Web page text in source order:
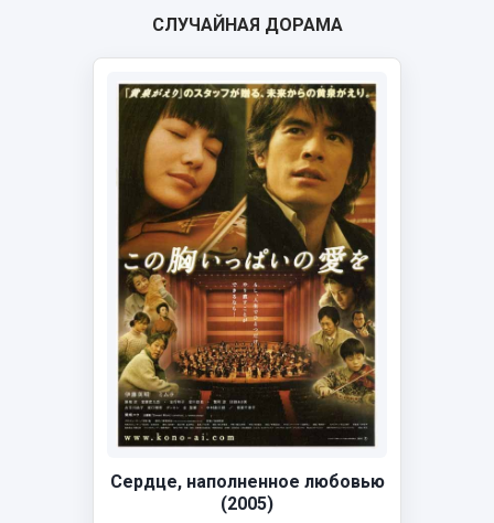
СЛУЧАЙНАЯ ДОРАМА
Сердце, наполненное любовью
(2005)